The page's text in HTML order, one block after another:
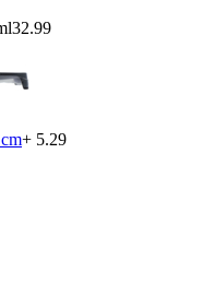
32.99
+ 5.29